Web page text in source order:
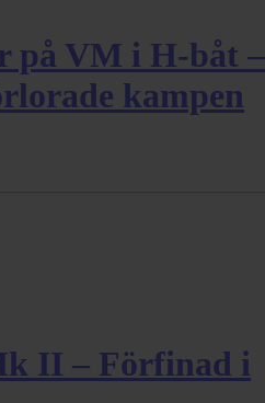
på VM i H-båt –
kampen
II – Förfinad i